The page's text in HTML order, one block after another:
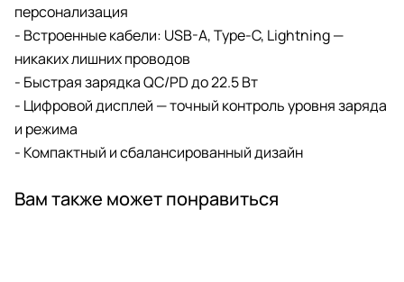
персонализация
- Встроенные кабели: USB-A, Type-C, Lightning —
никаких лишних проводов
- Быстрая зарядка QC/PD до 22.5 Вт
- Цифровой дисплей — точный контроль уровня заряда
и режима
- Компактный и сбалансированный дизайн
Вам также может понравиться